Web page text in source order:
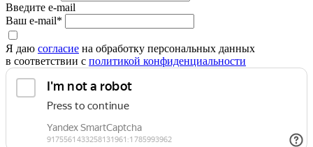
Введите e-mail
Ваш e-mail*
Я даю согласие на обработку персональных данных
в соответствии с политикой конфиденциальности